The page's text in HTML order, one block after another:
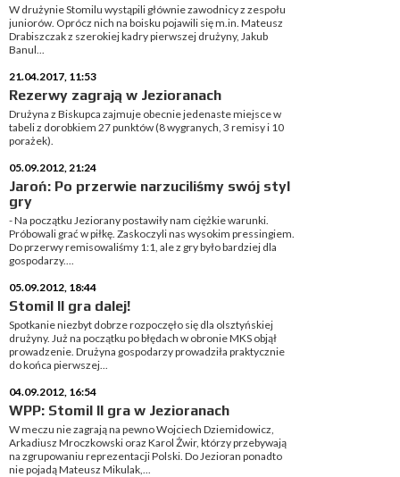
W drużynie Stomilu wystąpili głównie zawodnicy z zespołu
juniorów. Oprócz nich na boisku pojawili się m.in. Mateusz
Drabiszczak z szerokiej kadry pierwszej drużyny, Jakub
Banul...
21.04.2017, 11:53
Rezerwy zagrają w Jezioranach
Drużyna z Biskupca zajmuje obecnie jedenaste miejsce w
tabeli z dorobkiem 27 punktów (8 wygranych, 3 remisy i 10
porażek).
05.09.2012, 21:24
Jaroń: Po przerwie narzuciliśmy swój styl
gry
- Na początku Jeziorany postawiły nam ciężkie warunki.
Próbowali grać w piłkę. Zaskoczyli nas wysokim pressingiem.
Do przerwy remisowaliśmy 1:1, ale z gry było bardziej dla
gospodarzy....
05.09.2012, 18:44
Stomil II gra dalej!
Spotkanie niezbyt dobrze rozpoczęło się dla olsztyńskiej
drużyny. Już na początku po błędach w obronie MKS objął
prowadzenie. Drużyna gospodarzy prowadziła praktycznie
do końca pierwszej...
04.09.2012, 16:54
WPP: Stomil II gra w Jezioranach
W meczu nie zagrają na pewno Wojciech Dziemidowicz,
Arkadiusz Mroczkowski oraz Karol Żwir, którzy przebywają
na zgrupowaniu reprezentacji Polski. Do Jezioran ponadto
nie pojadą Mateusz Mikulak,...